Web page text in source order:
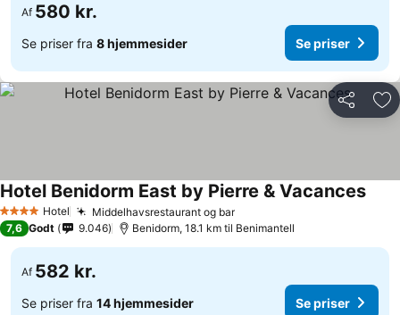
Af 580 kr.
Se priser fra 8 hjemmesider Se priser
Del
4 StjernerHotel Middelhavsrestaurant og barSe priser
Hotel Benidorm East by Pierre & VacancesSe
7,6 Godt 9.046 Benidorm, 18.1 km til Benimantell
Af 582 kr.
Se priser fra 14 hjemmesider Se priser